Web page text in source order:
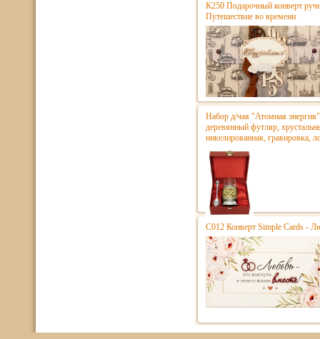
К250 Подарочный конверт
Путешествие во времени
Набор д/чая "Атомная
деревянный футляр,
никелированная, гравировка,
С012 Конверт Simple Cards -